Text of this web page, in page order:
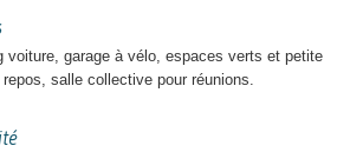
voiture, garage à vélo, espaces verts et petite
salle collective pour réunions.